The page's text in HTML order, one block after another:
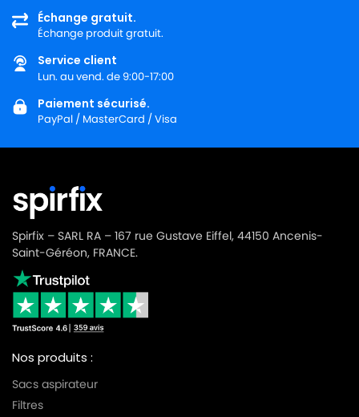
Échange gratuit.
Échange produit gratuit.
Service client
Lun. au vend. de 9:00-17:00
Paiement sécurisé.
PayPal / MasterCard / Visa
Spirfix – SARL RA – 167 rue Gustave Eiffel, 44150 Ancenis-
Saint-Géréon, FRANCE.
Nos produits :
Sacs aspirateur
Filtres